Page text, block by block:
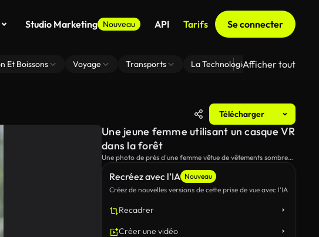
Studio Marketing Nouveau API Tarifs Se connecter
Et Boissons Voyage Transports La Technologie Zoom En
Afficher tout
Télécharger
Recréez avec l’IA Nouveau
Créez de nouvelles versions de cette prise de vue avec l’IA
Recadrer
Créer une vidéo
Une jeune femme utilisant un casque VR
dans la forêt
Une photo de près d'une femme vêtue de vêtements sombres
VR et fait des gestes avec ses mains, naviguant dans la réalité
virtuelle.